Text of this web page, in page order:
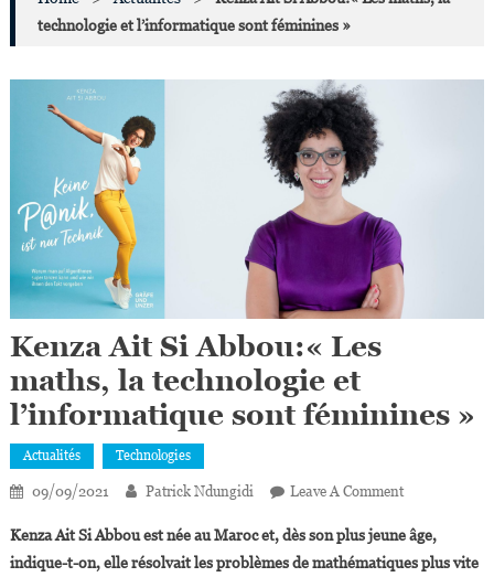
technologie et l’informatique sont féminines »
Kenza Ait Si Abbou:« Les
maths, la technologie et
l’informatique sont féminines »
Actualités Technologies
09/09/2021 Patrick Ndungidi Leave A CommentOn
Ait
Si
Kenza Ait Si Abbou est née au Maroc et, dès son plus jeune âge,
indique-t-on, elle résolvait les problèmes de mathématiques plus vite